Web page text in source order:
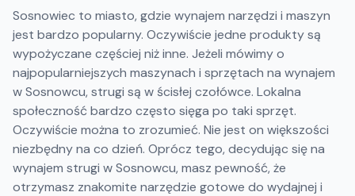
Sosnowiec to miasto, gdzie wynajem narzędzi i maszyn
jest bardzo popularny. Oczywiście jedne produkty są
wypożyczane częściej niż inne. Jeżeli mówimy o
najpopularniejszych maszynach i sprzętach na wynajem
w Sosnowcu, strugi są w ścisłej czołówce. Lokalna
społeczność bardzo często sięga po taki sprzęt.
Oczywiście można to zrozumieć. Nie jest on większości
niezbędny na co dzień. Oprócz tego, decydując się na
wynajem strugi w Sosnowcu, masz pewność, że
otrzymasz znakomite narzędzie gotowe do wydajnej i